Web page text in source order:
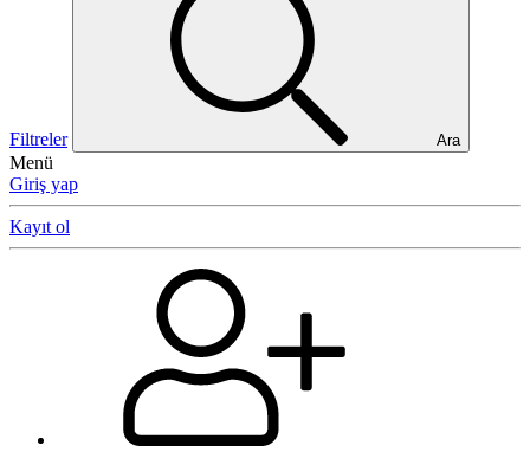
Filtreler Ara
Menü
Giriş yap
Kayıt ol